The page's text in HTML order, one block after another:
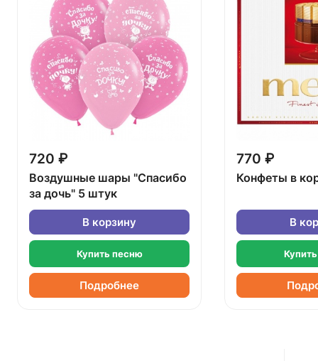
720 ₽
Воздушные шары "Спасибо
за дочь" 5 штук
В корзину
Купить песню
Подробнее
770 ₽
Конфеты в
В